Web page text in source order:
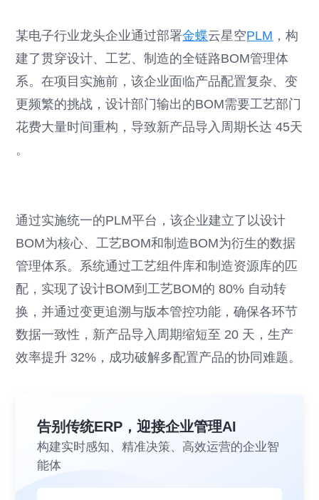
某电子行业龙头企业通过部署金蝶云星空PLM ，构
建了贯穿设计、工艺、制造的全链路BOM管理体
系。在项目实施前，该企业面临产品配置复杂、变
更频繁的挑战，设计部门输出的BOM需要工艺部门
花费大量时间重构，导致新产品导入周期长达 45天
。
通过实施统一的PLM平台，该企业建立了以设计
BOM为核心、工艺BOM和制造BOM为衍生的数据
管理体系。系统通过工艺组件库和制造资源库的匹
配，实现了设计BOM到工艺BOM的 80% 自动转
换，并通过变更追溯与版本管控功能，确保各环节
数据一致性，新产品导入周期缩短至 20 天，生产
效率提升 32%，成功破解多配置产品的协同难题。
告别传统ERP，迎接企业管理AI
构建实时感知、精准决策、高效运营的企业智
能体